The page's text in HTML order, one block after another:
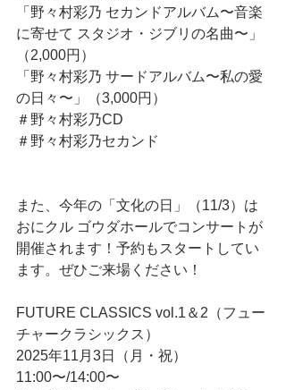
「野々村彩乃 セカンドアルバム〜音楽
に寄せて スタジオ・ジブリの名曲〜」
（2,000円）
「野々村彩乃 サードアルバム〜私の愛
の日々〜」（3,000円）
＃野々村彩乃CD
＃野々村彩乃セカンド
また、今年の「文化の日」（11/3）は
おにクル ゴウダホールでコンサートが
開催されます！予約もスタートしてい
ます。ぜひご来場ください！
FUTURE CLASSICS vol.1＆2（フュー
チャークラシックス）
2025年11月3日（月・祝）
11:00〜/14:00〜